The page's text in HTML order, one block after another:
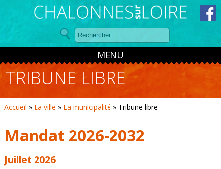
Panneau de gestion des cookies
MENU
TRIBUNE LIBRE
Accueil » La ville » La municipalité » Tribune libre
Mandat 2026-2032
Juillet 2026